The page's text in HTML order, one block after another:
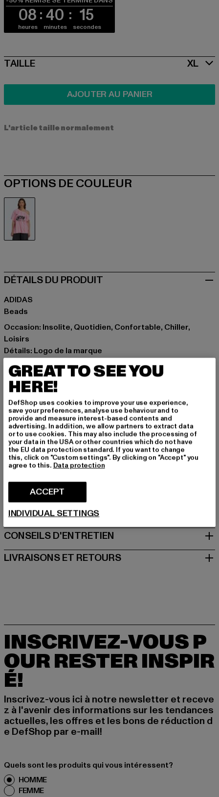
08
heures
40
minutes
14
secondes
SIZE
TAILLE XL
AJOUTER AU PANIER
L'article taille normalement
OPTIONS DE COULEUR
DÉTAILS DU PRODUIT
ADIDAS
Beads
Occasion: Insolite, Quotidien, Confortable, Chiller,
Loisirs
Détails: Logo de la marque
Coupe: Oversize
Marque: adidas
Catégorie: T-Shirts
Couleur: pink
Couleur du fabricant: trupnk/sepigl
Composition du matériau: 97% Polyester, 3% Élasthanne
Art.Nr: KD2277-22462
Fabricant: Adidas AG |
serviceinfo@onlineshop.adidas.com
Adi-Dassler-Straße 1 | 91074 Herzogenaurach | DE
TAILLE
CONSEILS D'ENTRETIEN
LIVRAISONS ET RETOURS
INSCRIVEZ-VOUS P
OUR RESTER INSPIR
É!
Inscrivez-vous ici à notre newsletter et receve
z à l'avenir des informations sur les tendances
actuelles, les offres et les bons de réduction d
e DefShop par e-mail!
Quels sont les produits qui vous intéressent?
HOMME
FEMME
GREAT TO SEE YOU
HERE!
DefShop uses cookies to improve your use experience,
save your preferences, analyse use behaviour and to
provide and measure interest-based contents and
advertising. In addition, we allow partners to extract data
or to use cookies. This may also include the processing of
your data in the USA or other countries which do not have
the EU data protection standard. If you want to change
this, click on "Custom settings". By clicking on "Accept" you
agree to this. Data protection
ACCEPT
INDIVIDUAL SETTINGS